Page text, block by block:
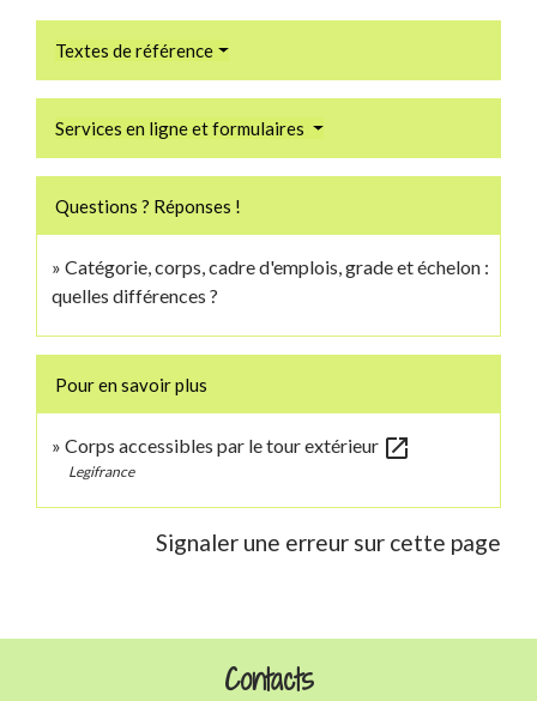
Textes de référence
Services en ligne et formulaires
Questions ? Réponses !
Catégorie, corps, cadre d'emplois, grade et échelon :
quelles différences ?
Pour en savoir plus
Corps accessibles par le tour extérieur open_in_new
Legifrance
Signaler une erreur sur cette page
Contacts